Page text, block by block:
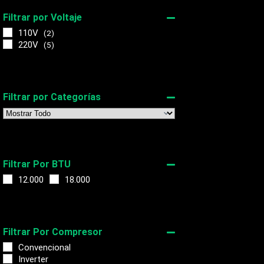
Filtrar por Voltaje
110V (2)
220V (5)
Filtrar por Categorías
Filtrar Por BTU
12.000 18.000
Filtrar Por Compresor
Convencional
Inverter